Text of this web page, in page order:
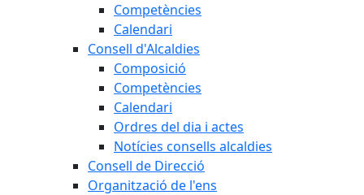
Competències
Calendari
Consell d'Alcaldies
Composició
Competències
Calendari
Ordres del dia i actes
Notícies consells alcaldies
Consell de Direcció
Organització de l'ens